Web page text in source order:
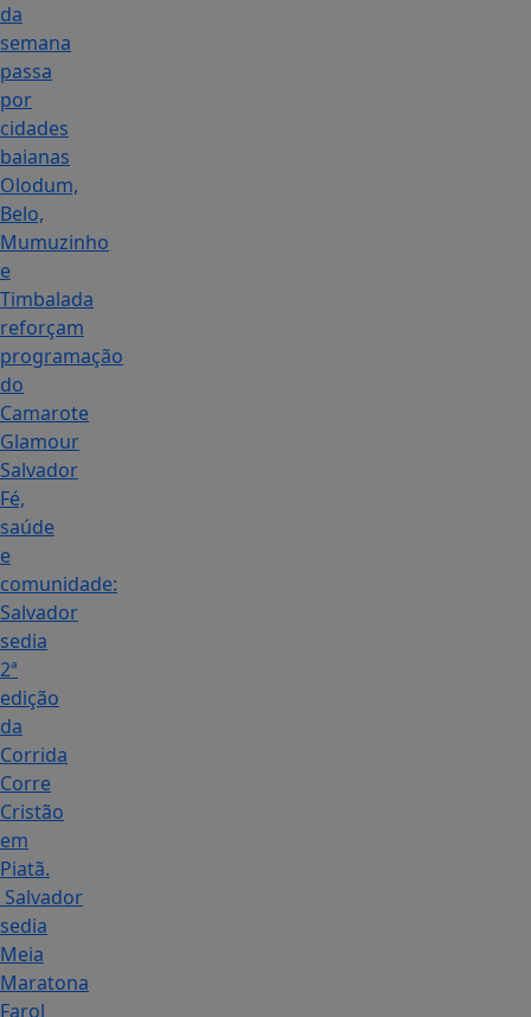
da
semana
passa
por
cidades
baianas
Olodum,
Belo,
Mumuzinho
e
Timbalada
reforçam
programação
do
Camarote
Glamour
Salvador
Fé,
saúde
e
comunidade:
Salvador
sedia
2ª
edição
da
Corrida
Corre
Cristão
em
Piatã.
Salvador
sedia
Meia
Maratona
Farol